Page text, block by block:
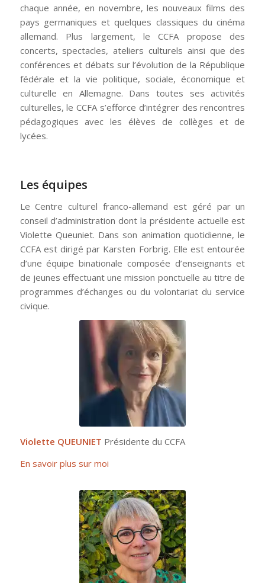
chaque année, en novembre, les nouveaux films des
pays germaniques et quelques classiques du cinéma
allemand. Plus largement, le CCFA propose des
concerts, spectacles, ateliers culturels ainsi que des
conférences et débats sur l’évolution de la République
fédérale et la vie politique, sociale, économique et
culturelle en Allemagne. Dans toutes ses activités
culturelles, le CCFA s’efforce d’intégrer des rencontres
pédagogiques avec les élèves de collèges et de
lycées.
Les équipes
Le Centre culturel franco-allemand est géré par un
conseil d’administration dont la présidente actuelle est
Violette Queuniet. Dans son animation quotidienne, le
CCFA est dirigé par Karsten Forbrig. Elle est entourée
d’une équipe binationale composée d’enseignants et
de jeunes effectuant une mission ponctuelle au titre de
programmes d’échanges ou du volontariat du service
civique.
Violette QUEUNIET Présidente du CCFA
En savoir plus sur moi